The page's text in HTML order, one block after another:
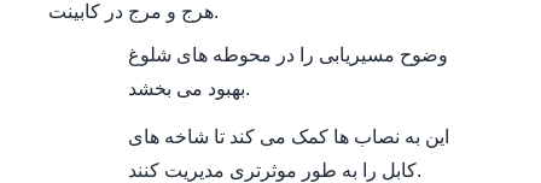
هرج و مرج در کابینت.
وضوح مسیریابی را در محوطه های شلوغ
بهبود می بخشد.
این به نصاب ها کمک می کند تا شاخه های
کابل را به طور موثرتری مدیریت کنند.